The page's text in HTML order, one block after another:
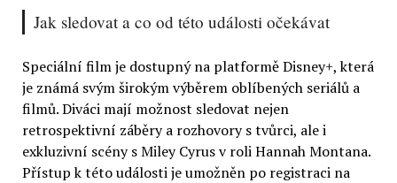
Jak sledovat a co od této události očekávat
Speciální film je dostupný na platformě Disney+, která
je známá svým širokým výběrem oblíbených seriálů a
filmů. Diváci mají možnost sledovat nejen
retrospektivní záběry a rozhovory s tvůrci, ale i
exkluzivní scény s Miley Cyrus v roli Hannah Montana.
Přístup k této události je umožněn po registraci na